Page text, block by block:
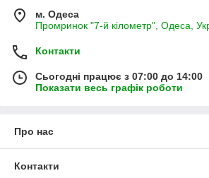
м. Одеса
Промринок "7-й кілометр", Одеса,
Контакти
Сьогодні працює з 07:00 до 14:00
Показати весь графік роботи
Про нас
Контакти